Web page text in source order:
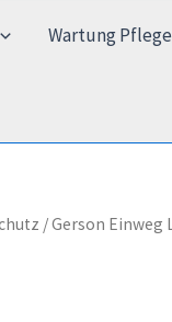
Wartung Pflege
/ Gerson Einweg